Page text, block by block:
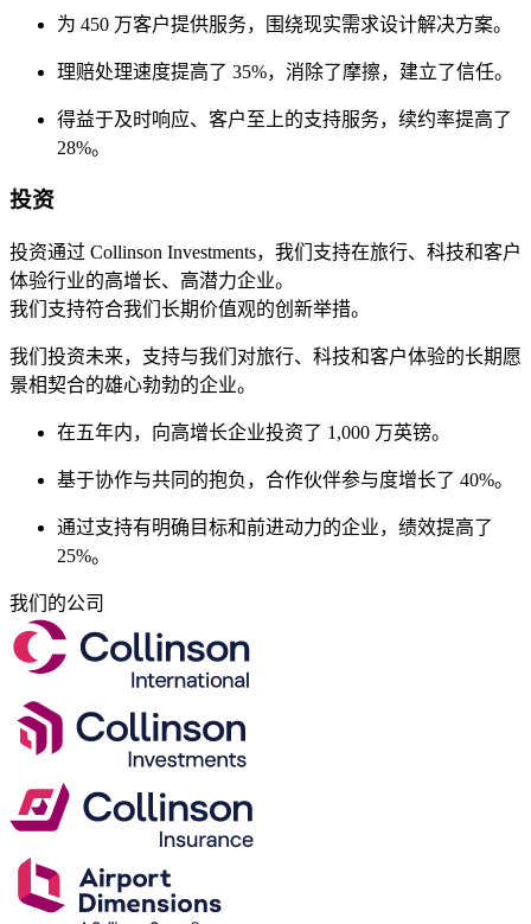
为 450 万客户提供服务，围绕现实需求设计解决方案。
理赔处理速度提高了 35%，消除了摩擦，建立了信任。
得益于及时响应、客户至上的支持服务，续约率提高了
28%。
投资
投资通过 Collinson Investments，我们支持在旅行、科技和客户
体验行业的高增长、高潜力企业。
我们支持符合我们长期价值观的创新举措。
我们投资未来，支持与我们对旅行、科技和客户体验的长期愿
景相契合的雄心勃勃的企业。
在五年内，向高增长企业投资了 1,000 万英镑。
基于协作与共同的抱负，合作伙伴参与度增长了 40%。
通过支持有明确目标和前进动力的企业，绩效提高了
25%。
我们的公司